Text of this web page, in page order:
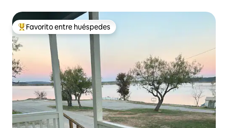
Favorito entre los huéspedes más destacados
Favorito entre huéspedes